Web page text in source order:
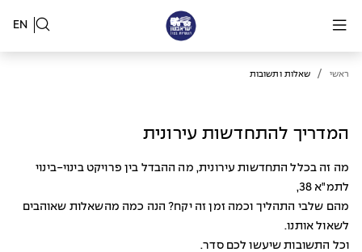
EN
ראשי / שאלות ותשובות
המדריך להתחדשות עירונית
מה זה בכלל התחדשות עירונית, מה ההבדל בין פרויקט בינוי-בינוי
לתמ"א 38,
מהם שלבי התהליך וכמה זמן זה יקח? הנה כמה מהשאלות שאוהבים
לשאול אותנו.
וכל התשובות שיעשו לכם סדר.